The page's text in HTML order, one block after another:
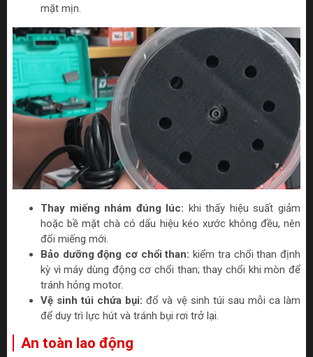
mặt mịn.
Thay miếng nhám đúng lúc: khi thấy hiệu suất giảm
hoặc bề mặt chà có dấu hiệu kéo xước không đều, nên
đổi miếng mới.
Bảo dưỡng động cơ chổi than: kiểm tra chổi than định
kỳ vì máy dùng động cơ chổi than; thay chổi khi mòn để
tránh hỏng motor.
Vệ sinh túi chứa bụi: đổ và vệ sinh túi sau mỗi ca làm
để duy trì lực hút và tránh bụi rơi trở lại.
An toàn lao động